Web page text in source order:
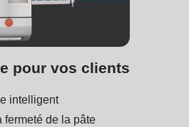
pour vos clients
intelligent
fermeté de la pâte